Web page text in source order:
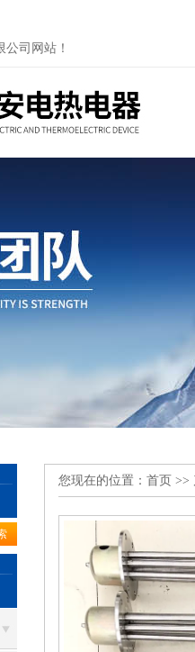
司网站！
您现在的位置： 首页 >>